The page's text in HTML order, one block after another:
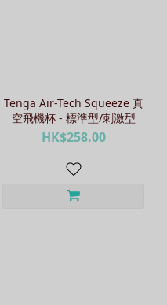
Tenga Air-Tech Squeeze 真
空飛機杯 - 標準型/刺激型
HK$258.00